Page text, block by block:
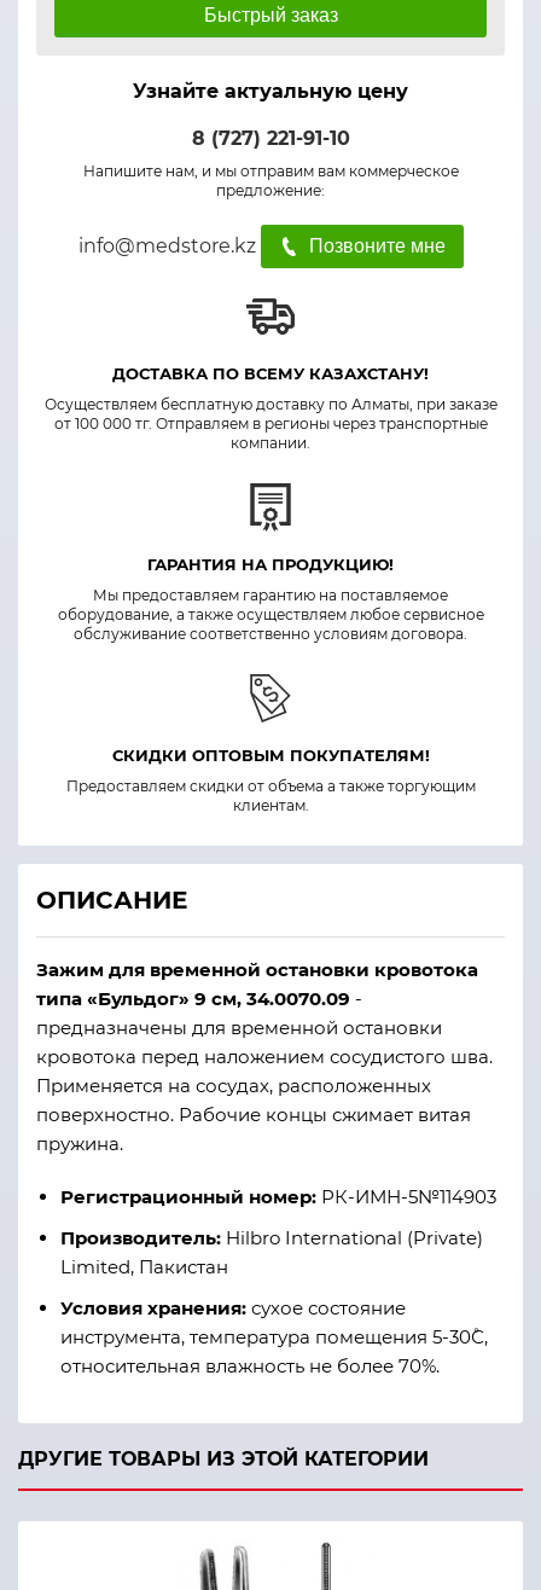
Быстрый заказ
Узнайте актуальную цену
8 (727) 221-91-10
Напишите нам, и мы отправим вам коммерческое
предложение:
info@medstore.kz Позвоните мне
ДОСТАВКА ПО ВСЕМУ КАЗАХСТАНУ!
Осуществляем бесплатную доставку по Алматы, при заказе
от 100 000 тг. Отправляем в регионы через транспортные
компании.
ГАРАНТИЯ НА ПРОДУКЦИЮ!
Мы предоставляем гарантию на поставляемое
оборудование, а также осуществляем любое сервисное
обслуживание соответственно условиям договора.
СКИДКИ ОПТОВЫМ ПОКУПАТЕЛЯМ!
Предоставляем скидки от объема а также торгующим
клиентам.
ОПИСАНИЕ
Зажим для временной остановки кровотока
типа «Бульдог» 9 см, 34.0070.09 -
предназначены для временной остановки
кровотока перед наложением сосудистого шва.
Применяется на сосудах, расположенных
поверхностно. Рабочие концы сжимает витая
пружина.
Регистрационный номер: РК-ИМН-5№114903
Производитель: Hilbro International (Private)
Limited, Пакистан
Условия хранения: сухое состояние
инструмента, температура помещения 5-30˚С,
относительная влажность не более 70%.
ДРУГИЕ ТОВАРЫ ИЗ ЭТОЙ КАТЕГОРИИ